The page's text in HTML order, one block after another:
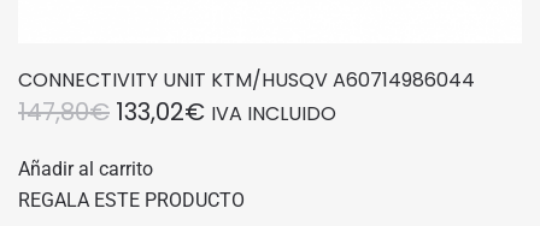
CONNECTIVITY UNIT KTM/HUSQV A60714986044
147,80€ EL
ORIGINAL
133,02€EL
IVA INCLUIDO
Añadir al carrito
REGALA ESTE PRODUCTO